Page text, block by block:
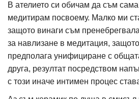
В ателието си обичам да съм
медитирам посвоему. Малко ми
защото винаги съм
за навлизане в медитация,
предполага унифициране с
друга, резултат посредством
с този иначе интимен процес